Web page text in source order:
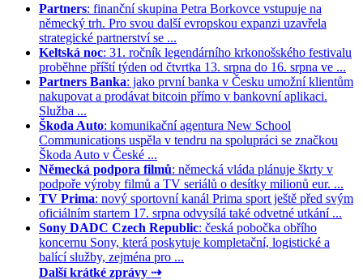
Partners: finanční skupina Petra Borkovce vstupuje na
německý trh. Pro svou další evropskou expanzi uzavřela
strategické partnerství se ...
Keltská noc: 31. ročník legendárního krkonošského festivalu
proběhne příští týden od čtvrtka 13. srpna do 16. srpna ve ...
Partners Banka: jako první banka v Česku umožní klientům
nakupovat a prodávat bitcoin přímo v bankovní aplikaci.
Služba ...
Škoda Auto: komunikační agentura New School
Communications uspěla v tendru na spolupráci se značkou
Škoda Auto v České ...
Německá podpora filmů: německá vláda plánuje škrty v
podpoře výroby filmů a TV seriálů o desítky milionů eur. ...
TV Prima: nový sportovní kanál Prima sport ještě před svým
oficiálním startem 17. srpna odvysílá také odvetné utkání ...
Sony DADC Czech Republic: česká pobočka obřího
koncernu Sony, která poskytuje kompletační, logistické a
balící služby, zejména pro ...
Další krátké zprávy ⇢